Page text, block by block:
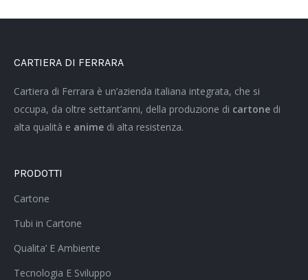
CARTIERA DI FERRARA
Cartiera di Ferrara è un’azienda italiana integrata, che si
occupa, da oltre settant’anni, della produzione di cartone di
alta qualità e anime di alta resistenza.
PRODOTTI
Cartone
Tubi in Cartone
Qualita’ E Ambiente
Tecnologia E Sviluppo